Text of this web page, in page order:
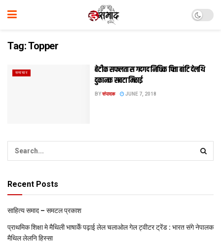
Tag:Topper
समाचार
बेटीक सफलता स गदगद निधिक पिता बांटि देलथि
दुकानक सबटा मिठाई
BYसंपादक JUNE 7, 2018
Recent Posts
साहित्य समाद – समटल प्रकाश
प्राथमिक शि‍क्षा मे मैथि‍ली भाषाकेँ पढ़ाई लेल चलाओल गेल ट्वीटर ट्रेंड : भारत संगे नेपालक
मैथिल लेलनि हिस्सा